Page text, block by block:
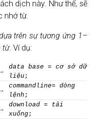
dịch này. Như thế, sẽ
nhớ từ.
trên sự tương ứng 1–
từ. Ví dụ:
→
data base =cơ sở dữ
liệu;
→
commandline= dòng
lệnh ;
→
download = tải
xuống;